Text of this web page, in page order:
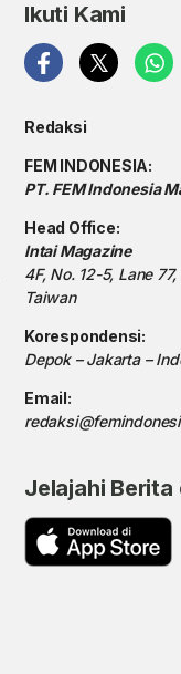
Ikuti Kami
Redaksi
FEM INDONESIA:
PT. FEM Indonesia
Head Office:
Intai Magazine
4F, No. 12-5, Lane
Taiwan
Korespondensi:
Depok – Jakarta –
Email:
Jelajahi Berita